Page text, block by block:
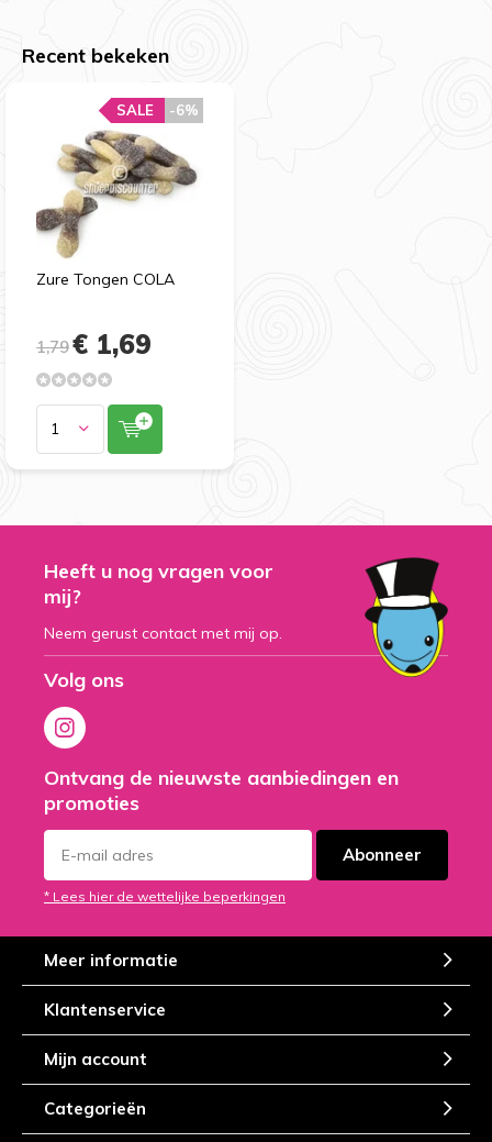
Recent bekeken
Zure Tongen COLA
-6%
SALE
1,79€ 1,69
Heeft u nog vragen voor
mij?
Neem gerust contact met mij op.
Volg ons
Ontvang de nieuwste aanbiedingen en
promoties
Abonneer
* Lees hier de wettelijke beperkingen
Meer informatie
Klantenservice
Mijn account
Categorieën